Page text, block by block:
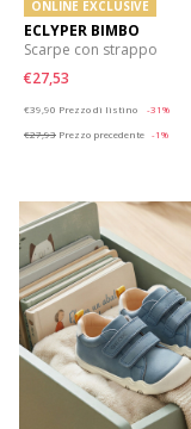
ONLINE EXCLUSIVE
ECLYPER BIMBO
Scarpe con strappo
€27,53
€39,90 Prezzo di listino
-31%
€27,93 Prezzo precedente -1%